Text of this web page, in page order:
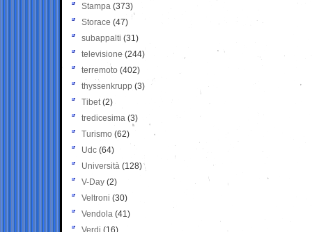
Stampa (373)
Storace (47)
subappalti (31)
televisione(244)
terremoto (402)
thyssenkrupp (3)
Tibet(2)
tredicesima (3)
Turismo (62)
Udc (64)
Università (128)
V-Day (2)
Veltroni (30)
Vendola (41)
Verdi (16)